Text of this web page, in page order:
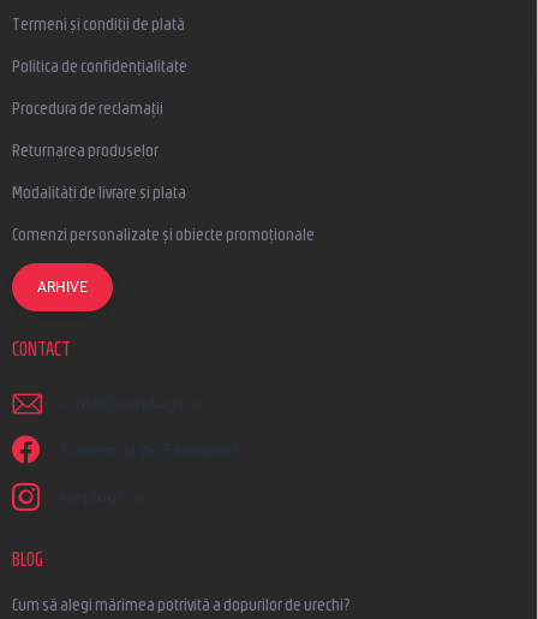
Termeni și condiții de plată
Politica de confidențialitate
Procedura de reclamații
Returnarea produselor
Modalități de livrare si plata
Comenzi personalizate și obiecte promoționale
ARHIVE
CONTACT
scrieti @ earplugs.ro
Suntem și pe Facebook!
earplugs.ro
BLOG
Cum să alegi mărimea potrivită a dopurilor de urechi?